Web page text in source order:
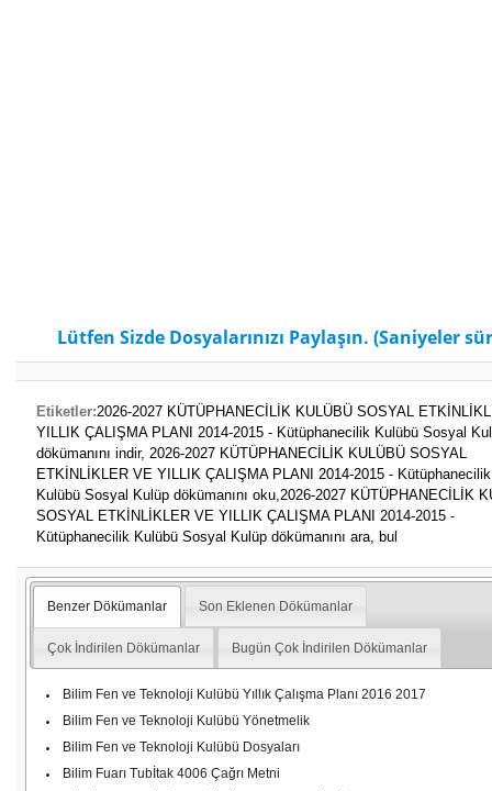
Lütfen Sizde Dosyalarınızı Paylaşın. (Saniyeler
Etiketler:2026-2027 KÜTÜPHANECİLİK KULÜBÜ SOSYAL
YILLIK ÇALIŞMA PLANI 2014-2015 - Kütüphanecilik Kulübü Sosyal
dökümanını indir, 2026-2027 KÜTÜPHANECİLİK KULÜBÜ SOSYAL
ETKİNLİKLER VE YILLIK ÇALIŞMA PLANI 2014-2015 - Kütüphanecilik
Kulübü Sosyal Kulüp dökümanını oku,2026-2027 KÜTÜPHANECİLİK
SOSYAL ETKİNLİKLER VE YILLIK ÇALIŞMA PLANI 2014-2015 -
Kütüphanecilik Kulübü Sosyal Kulüp dökümanını ara, bul
Benzer Dökümanlar Son Eklenen Dökümanlar
Çok İndirilen Dökümanlar Bugün Çok İndirilen Dökümanlar
Bilim Fen ve Teknoloji Kulübü Yıllık Çalışma Planı 2016 2017
Bilim Fen ve Teknoloji Kulübü Yönetmelik
Bilim Fen ve Teknoloji Kulübü Dosyaları
Bilim Fuarı Tubİtak 4006 Çağrı Metni